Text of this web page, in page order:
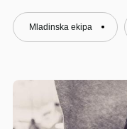
Mladinska ekipa